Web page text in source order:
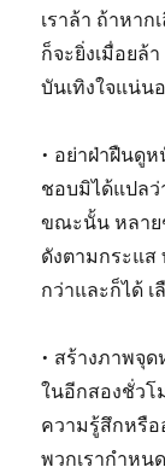
เราล้า ถ้าหา
ก็จะยิ่งเมื่อยล้
บันเทิงใจแน่น
• อย่าฝ่าฝืนดู
ชอบมิได้แปล
ขณะนั้น หลาย
ดังตามกระแส
กว่าและก็ได้
• สร้างภาพจุ
ในอีกสองชั่วโ
ความรู้สึกหรื
พวกเรากำหน